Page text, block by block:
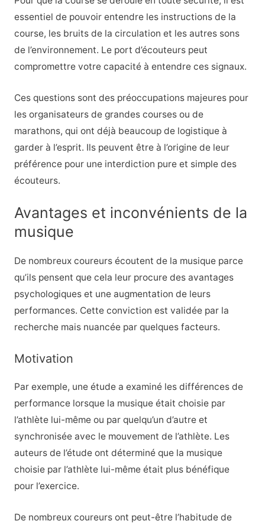
essentiel de pouvoir entendre les instructions de la
course, les bruits de la circulation et les autres sons
de l’environnement. Le port d’écouteurs peut
compromettre votre capacité à entendre ces signaux.
Ces questions sont des préoccupations majeures pour
les organisateurs de grandes courses ou de
marathons, qui ont déjà beaucoup de logistique à
garder à l’esprit. Ils peuvent être à l’origine de leur
préférence pour une interdiction pure et simple des
écouteurs.
Avantages et inconvénients de la
musique
De nombreux coureurs écoutent de la musique parce
qu’ils pensent que cela leur procure des avantages
psychologiques et une augmentation de leurs
performances. Cette conviction est validée par la
recherche mais nuancée par quelques facteurs.
Motivation
Par exemple, une étude a examiné les différences de
performance lorsque la musique était choisie par
l’athlète lui-même ou par quelqu’un d’autre et
synchronisée avec le mouvement de l’athlète. Les
auteurs de l’étude ont déterminé que la musique
choisie par l’athlète lui-même était plus bénéfique
pour l’exercice.
De nombreux coureurs ont peut-être l’habitude de